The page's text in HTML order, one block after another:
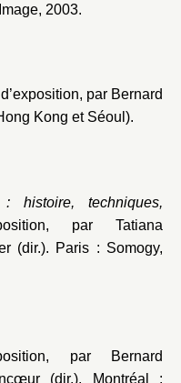
2003.
par Bernard
Kong et Séoul).
histoire, techniques,
par Tatiana
(dir.). Paris : Somogy,
par Bernard
(dir.). Montréal :